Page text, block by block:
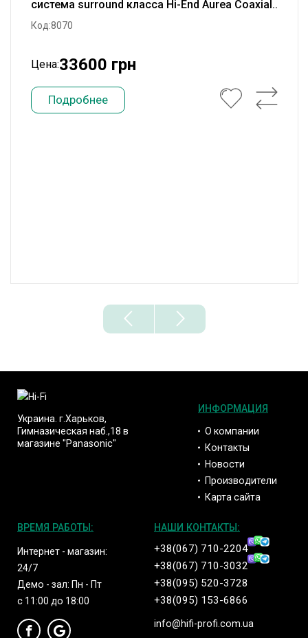
система surround класса Hi-End Aurea Coaxial..
Код:8070
Цена:33600 грн
Подробнее
Украина. г.Харьков,
Гимназическая наб.,18 в
магазине "Panasonic"
ИНФОРМАЦИЯ
О компании
Контакты
Новости
Производители
Карта сайта
ВРЕМЯ РАБОТЫ:
Интернет - магазин:
24/7
Демо - зал: Пн - Пт
с 11:00 до 18:00
НАШИ КОНТАКТЫ:
+38(067) 710-2204
+38(067) 710-3032
+38(095) 520-3728
+38(095) 153-6866
info@hifi-profi.com.ua